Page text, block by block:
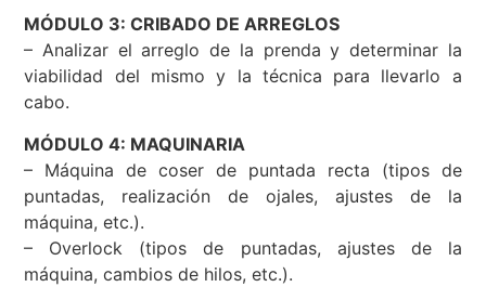
MÓDULO 3: CRIBADO DE ARREGLOS
– Analizar el arreglo de la prenda y determinar la
viabilidad del mismo y la técnica para llevarlo a
cabo.
MÓDULO 4: MAQUINARIA
– Máquina de coser de puntada recta (tipos de
puntadas, realización de ojales, ajustes de la
máquina, etc.).
– Overlock (tipos de puntadas, ajustes de la
máquina, cambios de hilos, etc.).